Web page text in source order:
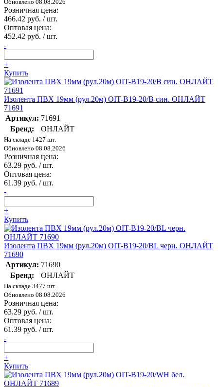
Обновлено 08.08.2026
Розничная цена:
466.42 руб. / шт.
Оптовая цена:
452.42 руб. / шт.
-
+
Купить
Изолента ПВХ 19мм (рул.20м) OIT-B19-20/B син. ОНЛАЙТ
71691
Артикул: 71691
Бренд:
ОНЛАЙТ
На складе 1427 шт.
Обновлено 08.08.2026
Розничная цена:
63.29 руб. / шт.
Оптовая цена:
61.39 руб. / шт.
-
+
Купить
Изолента ПВХ 19мм (рул.20м) OIT-B19-20/BL черн. ОНЛАЙТ
71690
Артикул: 71690
Бренд:
ОНЛАЙТ
На складе 3477 шт.
Обновлено 08.08.2026
Розничная цена:
63.29 руб. / шт.
Оптовая цена:
61.39 руб. / шт.
-
+
Купить